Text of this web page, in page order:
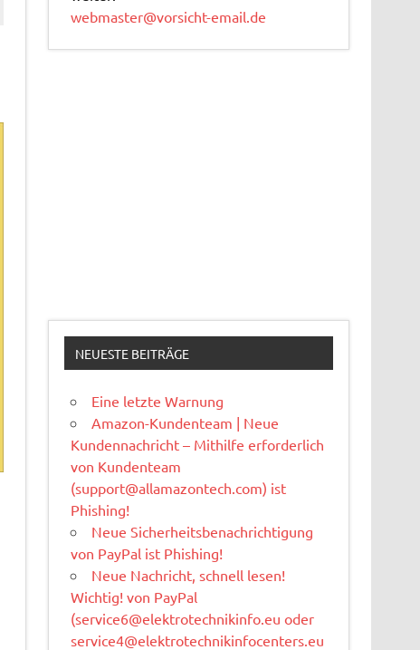
webmaster@vorsicht-email.de
NEUESTE BEITRÄGE
Eine letzte Warnung
Amazon-Kundenteam | Neue
Kundennachricht – Mithilfe erforderlich
von Kundenteam
(support@allamazontech.com) ist
Phishing!
Neue Sicherheitsbenachrichtigung
von PayPal ist Phishing!
Neue Nachricht, schnell lesen!
Wichtig! von PayPal
(service6@elektrotechnikinfo.eu oder
service4@elektrotechnikinfocenters.eu